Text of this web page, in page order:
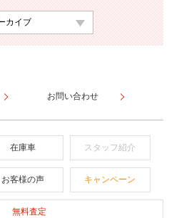
お問い合わせ
在庫車 スタッフ紹介
お客様の声 キャンペーン
無料査定